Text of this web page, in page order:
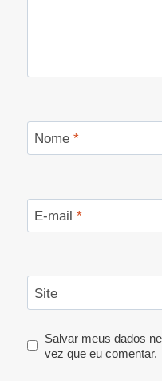
Nome *
E-mail *
Site
Salvar meus dados
vez que eu comentar.